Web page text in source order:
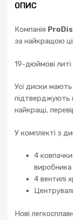
ОПИС
Компанія
за найкращою
19-дюймові
Усі диски
підтверджують
найкращі,
У комплекті з
4
виробника
4 вентилі
Нові